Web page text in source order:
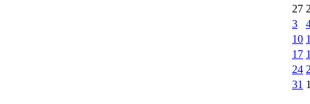
27
3
10
17
24
31